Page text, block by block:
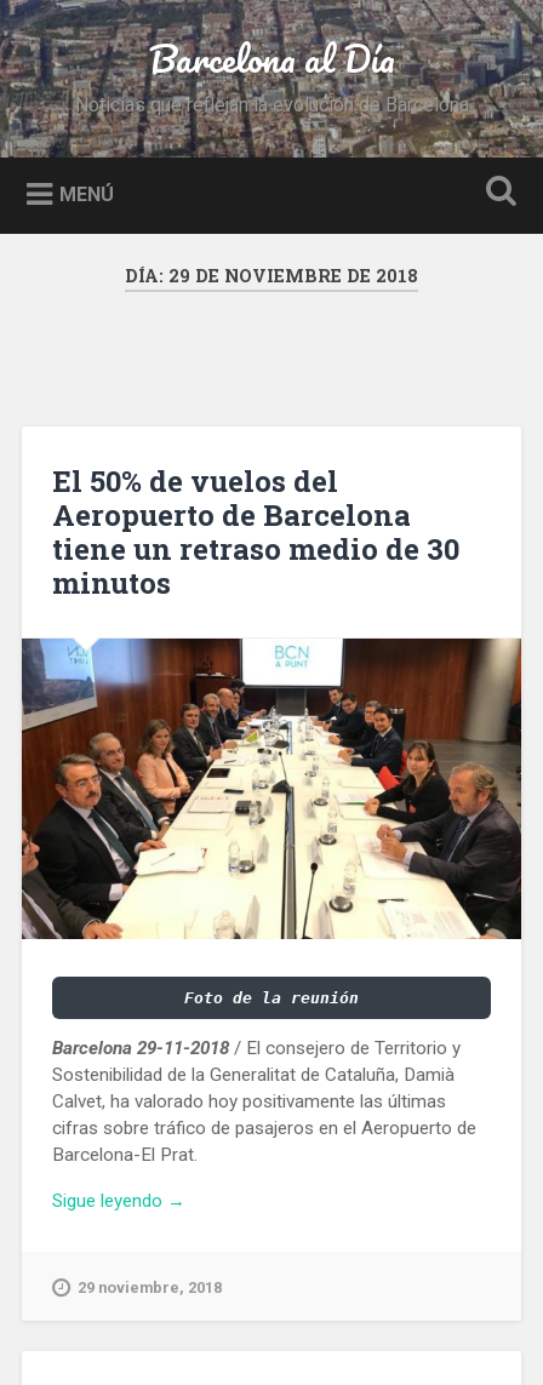
Saltar
al
contenido
Buscar Barcelona al Día
Noticias que reflejan la evolución de Barcelona
MENÚ
DÍA: 29 DE NOVIEMBRE DE 2018
El 50% de vuelos del
Aeropuerto de Barcelona
tiene un retraso medio de 30
minutos
Foto de la reunión
Barcelona 29-11-2018/ El consejero de Territorio y
Sostenibilidad de la Generalitat de Cataluña, Damià
Calvet, ha valorado hoy positivamente las últimas
cifras sobre tráfico de pasajeros en el Aeropuerto de
Barcelona-El Prat.
Sigue leyendo «El
vuelos
→
29 noviembre, 2018